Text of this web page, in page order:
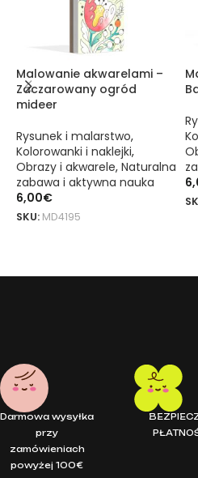
Malowanie akwarelami –
Zaczarowany ogród
mideer
Rysunek i malarstwo,
Kolorowanki i naklejki,
Obrazy i akwarele, Naturalna
zabawa i aktywna nauka
6,00€
SKU: MD4195
Darmowa wysyłka
przy
zamówieniach
powyżej 100€